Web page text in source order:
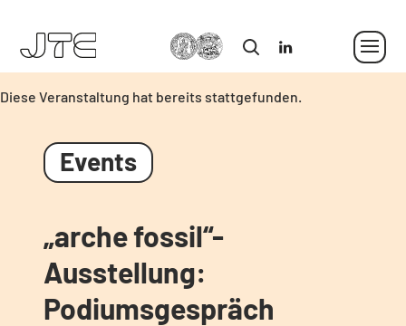
MLU
Diese Veranstaltung hat bereits stattgefunden.
„arche fossil“-
Ausstellung:
Podiumsgespräch